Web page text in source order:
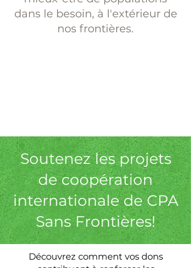
dans le besoin, à l'extérieur de
nos frontières.
Soutenez les projets
de coopération
internationale de CPA
Sans Frontières!
Découvrez comment vos dons